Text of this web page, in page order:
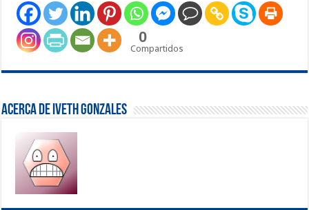
0
Compartidos
Acerca de Iveth Gonzales